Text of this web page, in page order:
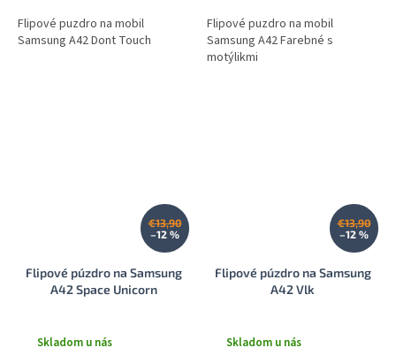
Flipové puzdro na mobil
Samsung A42 Dont Touch
Flipové puzdro na mobil
Samsung A42 Farebné s
motýlikmi
€13,90
–12 %
Flipové púzdro na Samsung
A42 Space Unicorn
Skladom u nás
€13,90
–12 %
Flipové púzdro na Samsung
A42 Vlk
Skladom u nás